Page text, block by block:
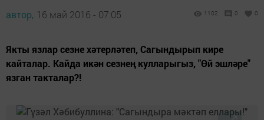
автор, 16 май 2016 - 07:05 1102 0 0
Якты язлар сезне хәтерләтеп, Сагындырып кире
кайталар. Кайда икән сезнең кулларыгыз, "Өй эшләре"
язган такталар?!